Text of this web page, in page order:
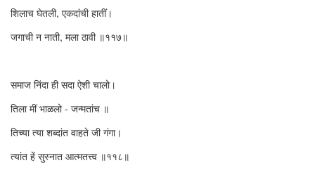
शिलाच घेतली, एकदांची हातीं।
जगाची न नाती, मला ठावी ॥११७॥
समाज निंदा ही सदा ऐशी चालो।
तिला मीं भाळलो - जन्मतांच ॥
तिच्या त्या शब्दांत वाहते जी गंगा।
त्यांत हें सुस्नात आत्मतत्त्व ॥११८॥